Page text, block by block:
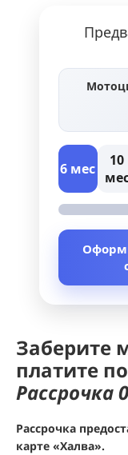
6 мес
10
Заберите
платите
Рассрочка
Рассрочка
карте «Халва».